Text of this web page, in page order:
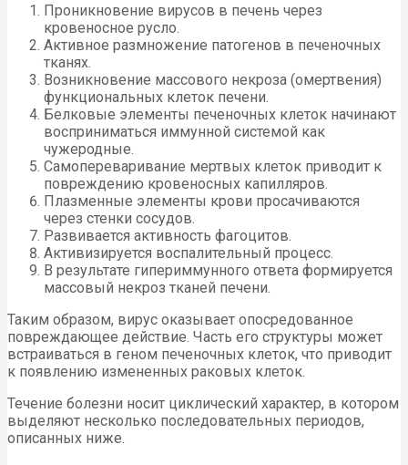
Проникновение вирусов в печень через
кровеносное русло.
Активное размножение патогенов в печеночных
тканях.
Возникновение массового некроза (омертвения)
функциональных клеток печени.
Белковые элементы печеночных клеток начинают
восприниматься иммунной системой как
чужеродные.
Самопереваривание мертвых клеток приводит к
повреждению кровеносных капилляров.
Плазменные элементы крови просачиваются
через стенки сосудов.
Развивается активность фагоцитов.
Активизируется воспалительный процесс.
В результате гипериммунного ответа формируется
массовый некроз тканей печени.
Таким образом, вирус оказывает опосредованное
повреждающее действие. Часть его структуры может
встраиваться в геном печеночных клеток, что приводит
к появлению измененных раковых клеток.
Течение болезни носит циклический характер, в котором
выделяют несколько последовательных периодов,
описанных ниже.